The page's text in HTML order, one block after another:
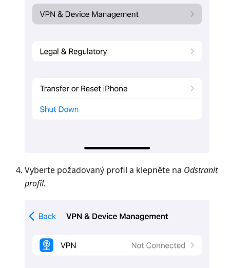
Vyberte požadovaný profil a klepněte na Odstranit
profil.